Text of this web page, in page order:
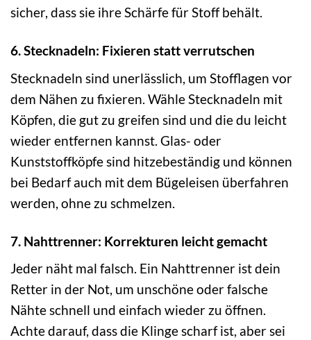
sicher, dass sie ihre Schärfe für Stoff behält.
6. Stecknadeln: Fixieren statt verrutschen
Stecknadeln sind unerlässlich, um Stofflagen vor
dem Nähen zu fixieren. Wähle Stecknadeln mit
Köpfen, die gut zu greifen sind und die du leicht
wieder entfernen kannst. Glas- oder
Kunststoffköpfe sind hitzebeständig und können
bei Bedarf auch mit dem Bügeleisen überfahren
werden, ohne zu schmelzen.
7. Nahttrenner: Korrekturen leicht gemacht
Jeder näht mal falsch. Ein Nahttrenner ist dein
Retter in der Not, um unschöne oder falsche
Nähte schnell und einfach wieder zu öffnen.
Achte darauf, dass die Klinge scharf ist, aber sei